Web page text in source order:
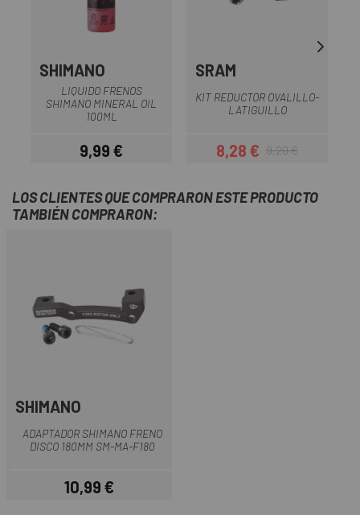
SHIMANO
LIQUIDO FRENOS
SHIMANO MINERAL OIL
100ML
Precio
9,99 €
SRAM
KIT REDUCTOR OVALILLO-
LATIGUILLO
Precio
8,28 €Precio regular
9,20 €
LOS CLIENTES QUE COMPRARON ESTE PRODUCTO
TAMBIÉN COMPRARON:
SHIMANO
ADAPTADOR SHIMANO FRENO
DISCO 180MM SM-MA-F180
Precio
10,99 €